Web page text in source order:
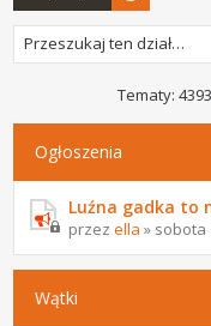
Tematy:
Ogłoszenia
Luźna gadka to
przezella » sobota
Wątki